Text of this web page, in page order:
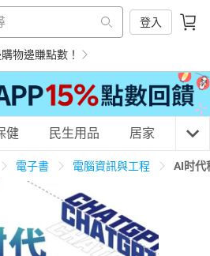
登入
物邊賺點數！
養生保健
健 民生用品 居家 3C
電子書 電腦資訊與工程 AI时代